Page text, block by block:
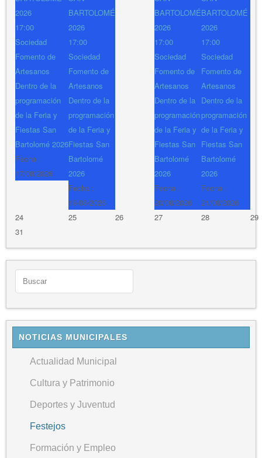
2026
17:00
Sociedad
Fomento de
Artesanos
Dentro de la
programación
de la Feria y
Fiestas San
Bartolomé 2026
Fecha :
17/08/2026
BARTOLOMÉ
2026
17:00
Sociedad
Fomento de
Artesanos
Dentro de la
programación
de la Feria y
Fiestas San
Bartolomé
2026
Fecha :
18/08/2026
BARTOLOMÉ
2026
17:00
Sociedad
Fomento de
Artesanos
Dentro de la
programación
de la Feria y
Fiestas San
Bartolomé
2026
Fecha :
20/08/2026
BARTOLOMÉ
2026
17:00
Sociedad
Fomento de
Artesanos
Dentro de la
programación
de la Feria y
Fiestas San
Bartolomé
2026
Fecha :
21/08/2026
24 25 26 27 28
29
31
NOTICIAS MUNICIPALES
Actualidad Municipal
Cultura y Patrimonio
Deportes y Juventud
Festejos
Formación y Empleo